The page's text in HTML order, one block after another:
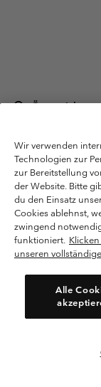
Österreich
Columbia
Bergheim, Salzburg
Datenschutzerklärung
Bestimmungen und
Cookies
Kundenservice: Mo-
(+)43720880525
Wir verwenden
Technologien zur
zur Bereitstellung
der Website. Bitte
du den Einsatz
Cookies ablehnst,
zwingend
funktioniert.
unseren
Alle
Bitte